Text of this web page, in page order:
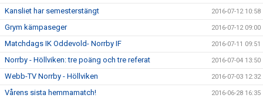
Kansliet har semesterstängt 2016-07-12 10:58
Grym kämpaseger 2016-07-12 09:00
Matchdags IK Oddevold- Norrby IF 2016-07-11 09:51
Norrby - Höllviken: tre poäng och tre referat 2016-07-04 13:50
Webb-TV Norrby - Höllviken 2016-07-03 12:32
Vårens sista hemmamatch! 2016-06-28 16:35